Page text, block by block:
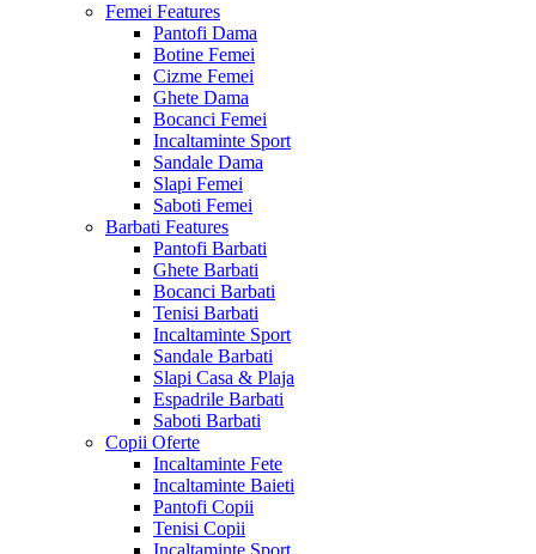
Femei Features
Pantofi Dama
Botine Femei
Cizme Femei
Ghete Dama
Bocanci Femei
Incaltaminte Sport
Sandale Dama
Slapi Femei
Saboti Femei
Barbati Features
Pantofi Barbati
Ghete Barbati
Bocanci Barbati
Tenisi Barbati
Incaltaminte Sport
Sandale Barbati
Slapi Casa & Plaja
Espadrile Barbati
Saboti Barbati
Copii Oferte
Incaltaminte Fete
Incaltaminte Baieti
Pantofi Copii
Tenisi Copii
Incaltaminte Sport